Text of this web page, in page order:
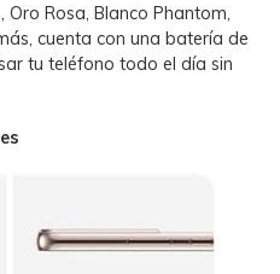
Oro Rosa, Blanco Phantom,
cuenta con una batería de
tu teléfono todo el día sin